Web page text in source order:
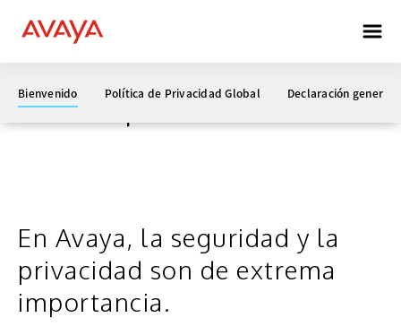
Bienvenido Política de Privacidad Global Declaración general
Nuestro compromiso
con la privacidad
En Avaya, la seguridad y la
privacidad son de extrema
importancia.